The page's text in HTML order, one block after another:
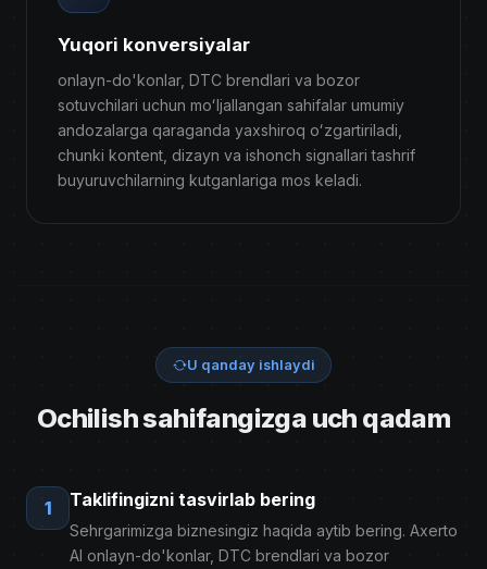
Yuqori konversiyalar
onlayn-do'konlar, DTC brendlari va bozor
sotuvchilari uchun moʻljallangan sahifalar umumiy
andozalarga qaraganda yaxshiroq oʻzgartiriladi,
chunki kontent, dizayn va ishonch signallari tashrif
buyuruvchilarning kutganlariga mos keladi.
U qanday ishlaydi
Ochilish sahifangizga uch qadam
1 Taklifingizni tasvirlab bering
Sehrgarimizga biznesingiz haqida aytib bering. Axerto
AI onlayn-do'konlar, DTC brendlari va bozor